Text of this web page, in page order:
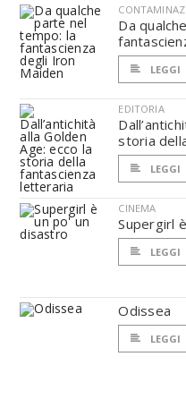
Da
LEGGI
EDITORIA
storia
LEGGI
CINEMA
Supergirl
LEGGI
Odissea
LEGGI